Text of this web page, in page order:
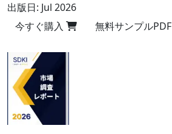
出版日: Jul 2026
今すぐ購入
無料サンプルPDF